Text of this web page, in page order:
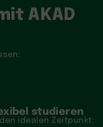
AKAD
studieren
idealen Zeitpunkt: